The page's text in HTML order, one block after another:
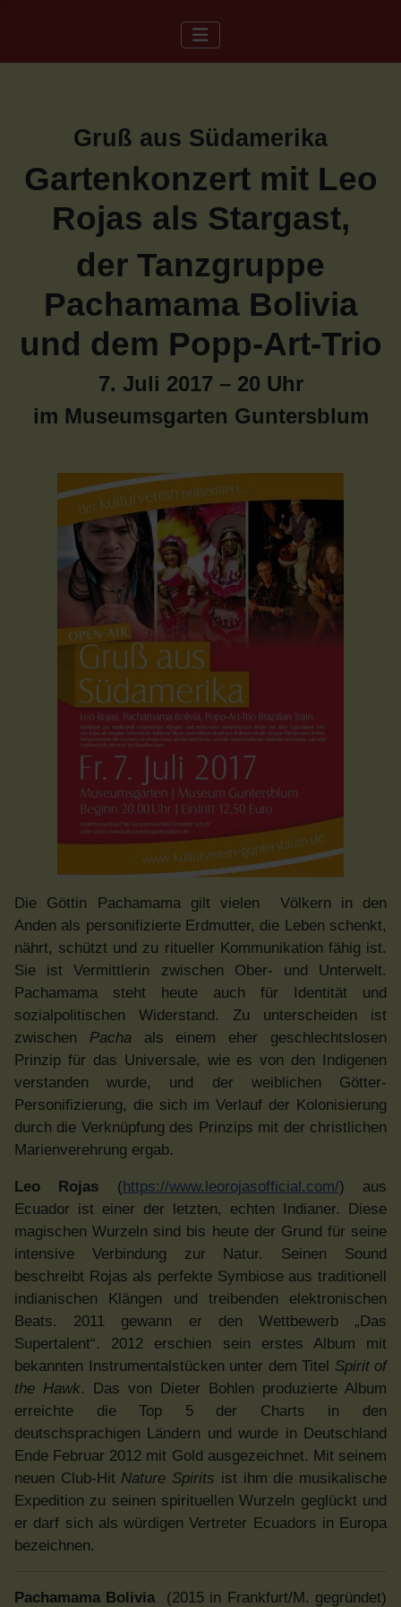
Gruß aus Südamerika
Gartenkonzert mit Leo
Rojas als Stargast,
der Tanzgruppe
Pachamama Bolivia
und dem Popp-Art-Trio
7. Juli 2017 – 20 Uhr
im Museumsgarten Guntersblum
Die Göttin Pachamama gilt vielen Völkern in den
Anden als personifizierte Erdmutter, die Leben schenkt,
nährt, schützt und zu ritueller Kommunikation fähig ist.
Sie ist Vermittlerin zwischen Ober- und Unterwelt.
Pachamama steht heute auch für Identität und
sozialpolitischen Widerstand. Zu unterscheiden ist
zwischen Pachaals einem eher geschlechtslosen
Prinzip für das Universale, wie es von den Indigenen
verstanden wurde, und der weiblichen Götter-
Personifizierung, die sich im Verlauf der Kolonisierung
durch die Verknüpfung des Prinzips mit der christlichen
Marienverehrung ergab.
Leo Rojas (https://www.leorojasofficial.com/) aus
Ecuador ist einer der letzten, echten Indianer. Diese
magischen Wurzeln sind bis heute der Grund für seine
intensive Verbindung zur Natur. Seinen Sound
beschreibt Rojas als perfekte Symbiose aus traditionell
indianischen Klängen und treibenden elektronischen
Beats. 2011 gewann er den Wettbewerb „Das
Supertalent“. 2012 erschien sein erstes Album mit
bekannten Instrumentalstücken unter dem Titel Spirit of
the Hawk. Das von Dieter Bohlen produzierte Album
erreichte die Top 5 der Charts in den
deutschsprachigen Ländern und wurde in Deutschland
Ende Februar 2012 mit Gold ausgezeichnet. Mit seinem
neuen Club-Hit Nature Spirits ist ihm die musikalische
Expedition zu seinen spirituellen Wurzeln geglückt und
er darf sich als würdigen Vertreter Ecuadors in Europa
bezeichnen.
Pachamama Bolivia
(2015 in Frankfurt/M. gegründet)